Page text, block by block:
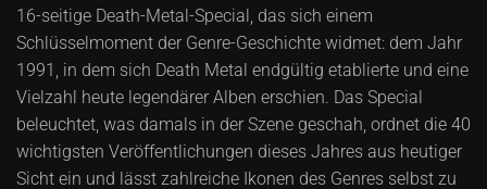
16-seitige Death-Metal-Special, das sich einem
Schlüsselmoment der Genre-Geschichte widmet: dem Jahr
1991, in dem sich Death Metal endgültig etablierte und eine
Vielzahl heute legendärer Alben erschien. Das Special
beleuchtet, was damals in der Szene geschah, ordnet die 40
wichtigsten Veröffentlichungen dieses Jahres aus heutiger
Sicht ein und lässt zahlreiche Ikonen des Genres selbst zu